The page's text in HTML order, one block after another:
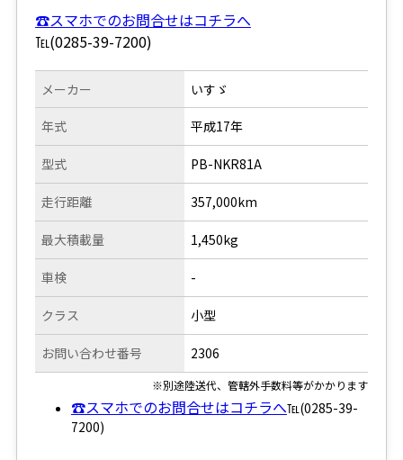
☎スマホでのお問合せはコチラへ
℡(0285-39-7200)
メーカー
年式
型式
走行距離
いすゞ
平成17年
PB-NKR81A
357,000km
最大積載量
車検
クラス
お問い合わせ番号
1,450kg
-
小型
2306
※別途陸送代、管轄外手数料等がかかります
☎スマホでのお問合せはコチラへ℡(0285-39-
7200)